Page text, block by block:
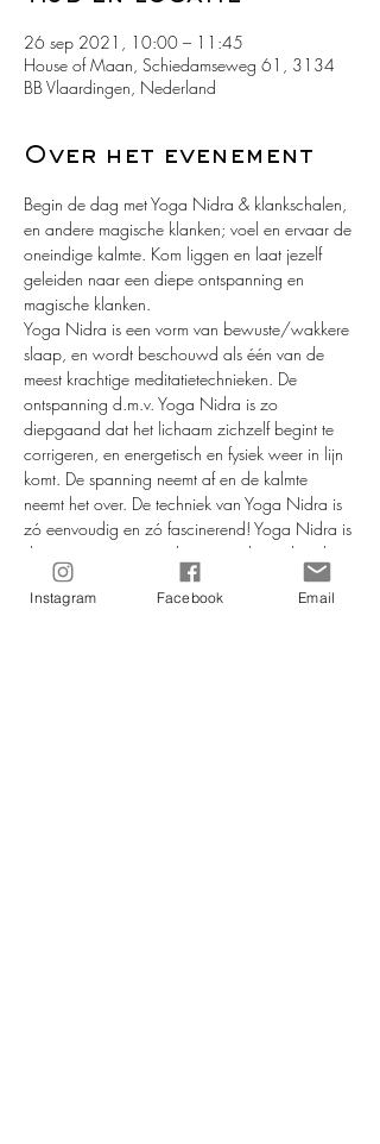
26 sep 2021, 10:00 – 11:45
House of Maan, Schiedamseweg 61, 3134
BB Vlaardingen, Nederland
Over het evenement
Begin de dag met Yoga Nidra & klankschalen,
en andere magische klanken; voel en ervaar de
oneindige kalmte. Kom liggen en laat jezelf
geleiden naar een diepe ontspanning en
magische klanken.
Yoga Nidra is een vorm van bewuste/wakkere
slaap, en wordt beschouwd als één van de
meest krachtige meditatietechnieken. De
ontspanning d.m.v. Yoga Nidra is zo
diepgaand dat het lichaam zichzelf begint te
corrigeren, en energetisch en fysiek weer in lijn
komt. De spanning neemt af en de kalmte
neemt het over. De techniek van Yoga Nidra is
zó eenvoudig en zó fascinerend! Yoga Nidra is
de magie, en ergens diep in jou bevindt zich
de magiër!
Wat te doen?
Instagram Facebook Email